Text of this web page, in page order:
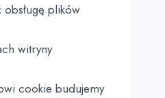
plików
witryny
cookie budujemy